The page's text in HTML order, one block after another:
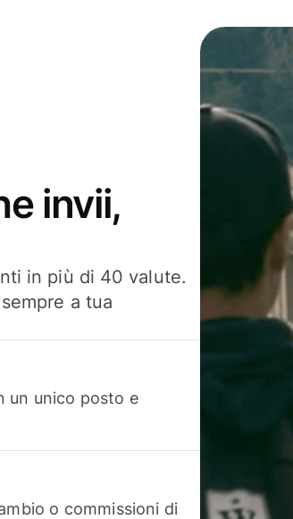
invii,
in più di 40 valute.
a tua
un unico posto e
o commissioni di